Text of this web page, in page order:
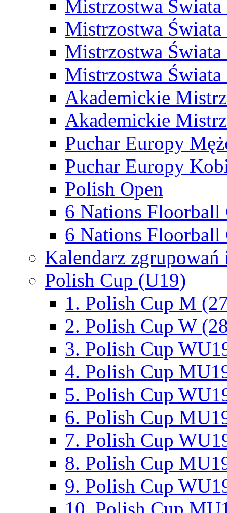
Mistrzostwa
Mistrzostwa
Mistrzostwa
Mistrzostwa
Akademickie
Akademickie
Puchar Europy
Puchar Europy
Polish Open
6 Nations Floorball
6 Nations Floorball
Kalendarz
Polish Cup (U19)
1. Polish Cup M
2. Polish Cup W
3. Polish Cup
4. Polish Cup
5. Polish Cup
6. Polish Cup
7. Polish Cup
8. Polish Cup
9. Polish Cup
10. Polish Cup